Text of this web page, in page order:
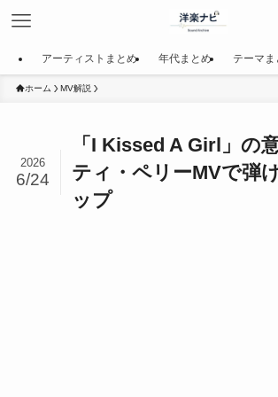
アーティストまとめ 年代まとめ テーマま
ホーム MV解説
「I Kissed A Girl」の
ティ・ペリーMVで弾
ップ
2026
6/24